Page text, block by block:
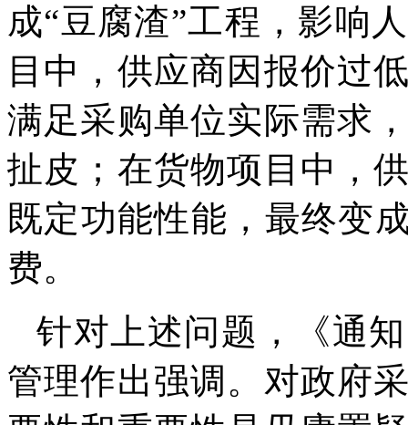
成“豆腐渣”工程，影响
目中，供应商因报价过
满足采购单位实际需求
扯皮；在货物项目中，
既定功能性能，最终变
费。
针对上述问题，《通
管理作出强调。对政府